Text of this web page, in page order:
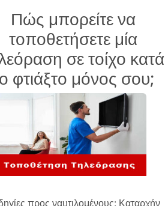
Πώς μπορείτε να
τοποθετήσετε μία
σε τοίχο κατά
φτιάξτο μόνος σου;
προς ναυτιλομένους: Καταρχήν